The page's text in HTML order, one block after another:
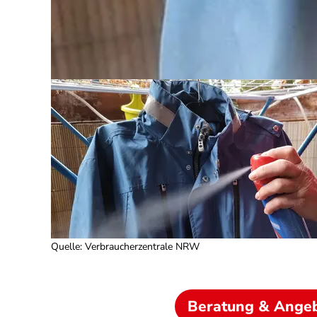
Quelle: Verbraucherzentrale NRW
Beratung &